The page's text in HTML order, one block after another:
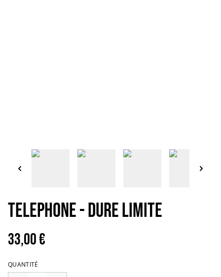
TELEPHONE - Dure limite
33,00 €
QUANTITÉ